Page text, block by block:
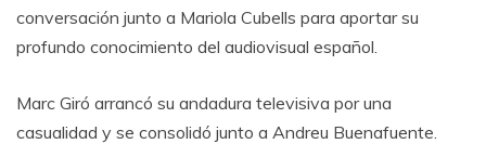
conversación junto a Mariola Cubells para aportar su
profundo conocimiento del audiovisual español.
Marc Giró arrancó su andadura televisiva por una
casualidad y se consolidó junto a Andreu Buenafuente.